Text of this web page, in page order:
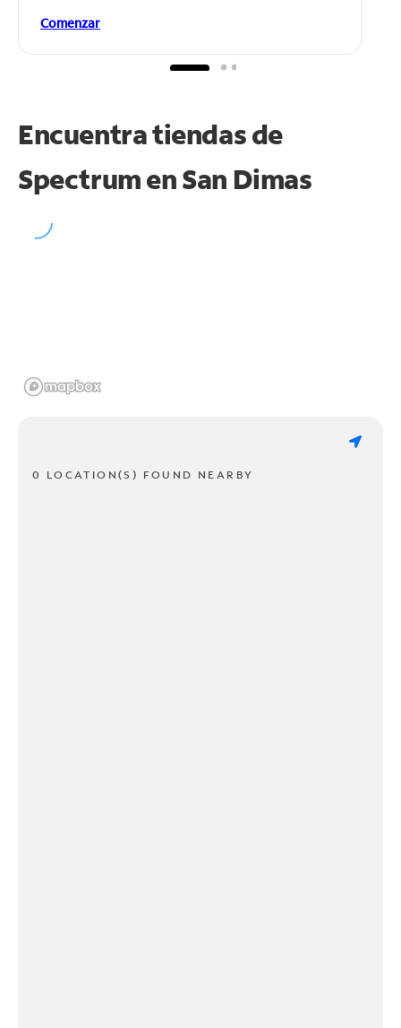
Comenzar
Encuentra tiendas de
Spectrum enSan Dimas
0 LOCATION(S) FOUND NEARBY